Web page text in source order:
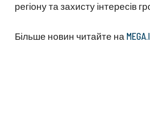
регіону та захисту інтересів
Більше новин читайте на